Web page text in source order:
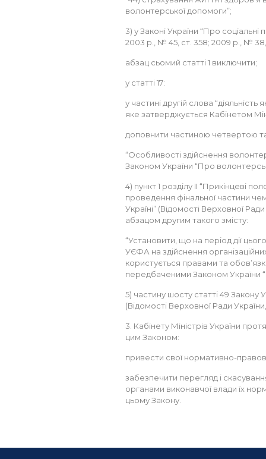
волонтерської допомоги”;
3) у Законі України “Про соціальні
2003 р., № 45, ст. 358; 2009 р., № 38,
абзац сьомий статті 1 виключити;
у статті 17:
у частині другій слова
яке затверджується Кабінетом
доповнити частиною четвертою
“Особливості здійснення
Законом України “Про
4) пункт 1 розділу II “Прикінцеві
проведення фінальної частини
Україні” (Відомості Верховної
абзацом другим такого змісту:
“Установити, що на період дії
УЄФА на здійснення
користується правами та
передбаченими Законом України
5) частину шосту статті 49 Закону
(Відомості Верховної Ради
3. Кабінету Міністрів України
цим Законом:
привести свої нормативно-
забезпечити перегляд і
органами виконавчої влади їх
цьому Закону.